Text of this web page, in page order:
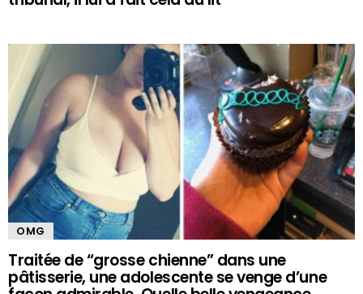
OMG
Traitée de “grosse chienne” dans une
pâtisserie, une adolescente se venge d’une